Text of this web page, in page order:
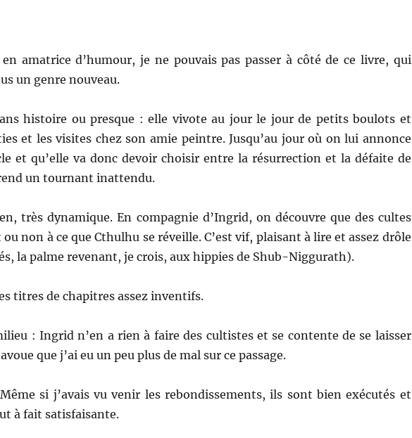
amatrice d’humour, je ne pouvais pas passer à côté de ce livre, qui
un genre nouveau.
histoire ou presque : elle vivote au jour le jour de petits boulots et
et les visites chez son amie peintre. Jusqu’au jour où on lui annonce
et qu’elle va donc devoir choisir entre la résurrection et la défaite de
un tournant inattendu.
très dynamique. En compagnie d’Ingrid, on découvre que des cultes
non à ce que Cthulhu se réveille. C’est vif, plaisant à lire et assez drôle
la palme revenant, je crois, aux hippies de Shub-Niggurath).
titres de chapitres assez inventifs.
: Ingrid n’en a rien à faire des cultistes et se contente de se laisser
que j’ai eu un peu plus de mal sur ce passage.
si j’avais vu venir les rebondissements, ils sont bien exécutés et
à fait satisfaisante.